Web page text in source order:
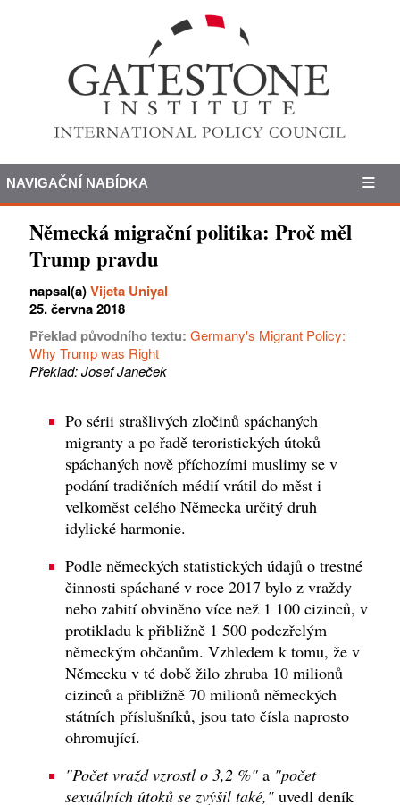
NAVIGAČNÍ NABÍDKA
Německá migrační politika: Proč měl
Trump pravdu
napsal(a)Vijeta Uniyal
25. června 2018
Překlad původního textu: Germany's Migrant Policy:
Why Trump was Right
Překlad: Josef Janeček
Po sérii strašlivých zločinů spáchaných
migranty a po řadě teroristických útoků
spáchaných nově příchozími muslimy se v
podání tradičních médií vrátil do měst i
velkoměst celého Německa určitý druh
idylické harmonie.
Podle německých statistických údajů o trestné
činnosti spáchané v roce 2017 bylo z vraždy
nebo zabití obviněno více než 1 100 cizinců, v
protikladu k přibližně 1 500 podezřelým
německým občanům. Vzhledem k tomu, že v
Německu v té době žilo zhruba 10 milionů
cizinců a přibližně 70 milionů německých
státních příslušníků, jsou tato čísla naprosto
ohromující.
"Počet vražd vzrostl o 3,2 %" a "počet
sexuálních útoků se zvýšil také," uvedl deník